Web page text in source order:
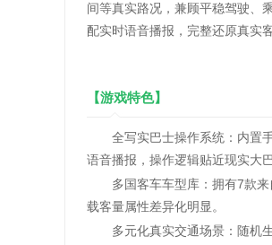
间等真实路况，兼顾平稳驾驶、
配实时语音播报，完整还原真实
【游戏特色】
全写实巴士操作系统：内置手
语音播报，操作逻辑贴近现实大巴
多国客车车型库：拥有7款来
载客量属性差异化明显。
多元化真实交通场景：随机生